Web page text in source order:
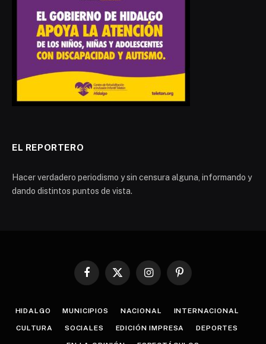
EL REPORTERO
Hacer verdadero periodismo y sin censura alguna, informando y
dando distintos puntos de vista.
Facebook
X
InstagramPinterest
HIDALGO MUNICIPIOS NACIONAL INTERNACIONAL
CULTURA SOCIALES EDICIÓN IMPRESA DEPORTES